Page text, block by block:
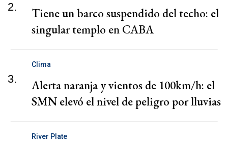
2.
Tiene un barco suspendido del techo: el
singular templo en CABA
3.
Clima
Alerta naranja y vientos de 100km/h: el
SMN elevó el nivel de peligro por lluvias
River Plate